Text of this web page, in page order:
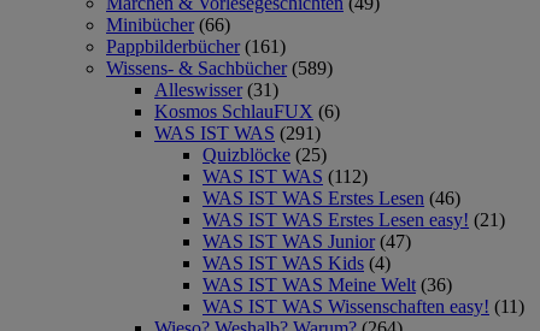
Minibücher (66)
Pappbilderbücher (161)
Wissens- & Sachbücher (589)
Alleswisser (31)
Kosmos SchlauFUX (6)
WAS IST WAS (291)
Quizblöcke (25)
WAS IST WAS (112)
WAS IST WAS Erstes Lesen (46)
WAS IST WAS Erstes Lesen easy! (21)
WAS IST WAS Junior (47)
WAS IST WAS Kids (4)
WAS IST WAS Meine Welt (36)
WAS IST WAS Wissenschaften easy! (11)